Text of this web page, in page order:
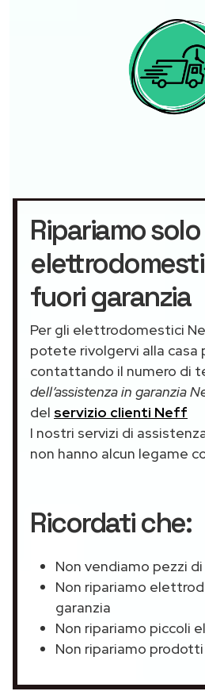
Ripariamo solo
fuori garanzia
Per gli elettrodomestici
potete rivolgervi alla casa
contattando il numero di
dell’assistenza in garanzia
del servizio clienti Neff
I nostri servizi di
non hanno alcun legame
Ricordati che:
Non vendiamo pezzi
Non ripariamo
garanzia
Non ripariamo piccoli
Non ripariamo